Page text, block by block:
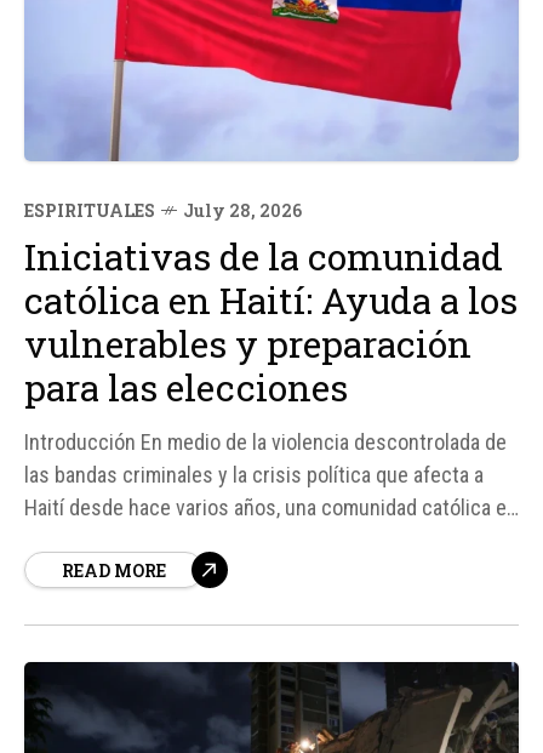
ESPIRITUALES July 28, 2026
Iniciativas de la comunidad
católica en Haití: Ayuda a los
vulnerables y preparación
para las elecciones
Introducción En medio de la violencia descontrolada de
las bandas criminales y la crisis política que afecta a
Haití desde hace varios años, una comunidad católica en
atender las necesidades de los más vulnerables.
READ MORE